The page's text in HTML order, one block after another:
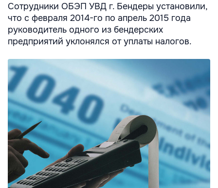
Сотрудники ОБЭП УВД г. Бендеры установили,
что с февраля 2014-го по апрель 2015 года
руководитель одного из бендерских
предприятий уклонялся от уплаты налогов.